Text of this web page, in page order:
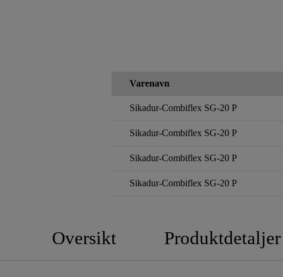
Varenavn
Sikadur-Combiflex SG-20 P
Sikadur-Combiflex SG-20 P
Sikadur-Combiflex SG-20 P
Sikadur-Combiflex SG-20 P
Oversikt Produktdetaljer